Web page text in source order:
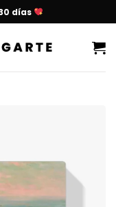
días